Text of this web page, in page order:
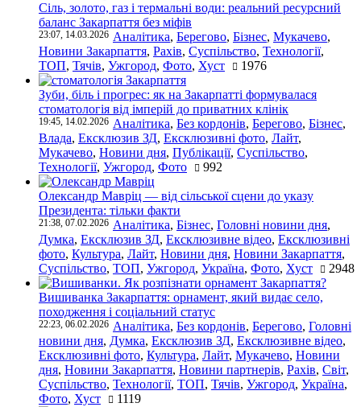
Сіль, золото, газ і термальні води: реальний ресурсний
баланс Закарпаття без міфів
23:07, 14.03.2026 Аналітика, Берегово, Бізнес, Мукачево,
Новини Закарпаття, Рахів, Суспільство, Технології,
ТОП, Тячів, Ужгород, Фото, Хуст 1976
Зуби, біль і прогрес: як на Закарпатті формувалася
стоматологія від імперій до приватних клінік
19:45, 14.02.2026 Аналітика, Без кордонів, Берегово, Бізнес,
Влада, Ексклюзив ЗД, Ексклюзивні фото, Лайт,
Мукачево, Новини дня, Публікації, Суспільство,
Технології, Ужгород, Фото 992
Олександр Мавріц — від сільської сцени до указу
Президента: тільки факти
21:38, 07.02.2026 Аналітика, Бізнес, Головні новини дня,
Думка, Ексклюзив ЗД, Ексклюзивне відео, Ексклюзивні
фото, Культура, Лайт, Новини дня, Новини Закарпаття,
Суспільство, ТОП, Ужгород, Україна, Фото, Хуст 2948
Вишиванка Закарпаття: орнамент, який видає село,
походження і соціальний статус
22:23, 06.02.2026 Аналітика, Без кордонів, Берегово, Головні
новини дня, Думка, Ексклюзив ЗД, Ексклюзивне відео,
Ексклюзивні фото, Культура, Лайт, Мукачево, Новини
дня, Новини Закарпаття, Новини партнерів, Рахів, Світ,
Суспільство, Технології, ТОП, Тячів, Ужгород, Україна,
Фото, Хуст 1119